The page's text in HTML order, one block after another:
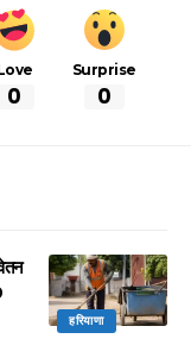
0
Surprise
0
हरियाणा